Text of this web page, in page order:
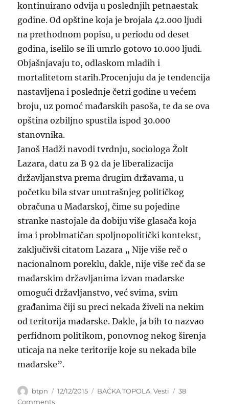
kontinuirano odvija u poslednjih petnaestak
godine. Od opštine koja je brojala 42.000 ljudi
na prethodnom popisu, u periodu od deset
godina, iselilo se ili umrlo gotovo 10.000 ljudi.
Objašnjavaju to, odlaskom mladih i
mortalitetom starih.Procenjuju da je tendencija
nastavljena i poslednje četri godine u većem
broju, uz pomoć mađarskih pasoša, te da se ova
opština ozbiljno spustila ispod 30.000
stanovnika.
Janoš Hadži navodi tvrdnju, sociologa Žolt
Lazara, datu za B 92 da je liberalizacija
državljanstva prema drugim državama, u
početku bila stvar unutrašnjeg političkog
obračuna u Mađarskoj, čime su pojedine
stranke nastojale da dobiju više glasača koja
ima i problmatičan spoljnopolitički kontekst,
zaključivši citatom Lazara „ Nije više reč o
nacionalnom poreklu, dakle, nije više reč da se
mađarskim državljanima izvan mađarske
omogući državljanstvo, već svima, svim
građanima čiji su preci nekada živeli na nekim
od teritorija mađarske. Dakle, ja bih to nazvao
perfidnom politikom, ponovnog nekog širenja
uticaja na neke teritorije koje su nekada bile
mađarske”.
Author
btpn
Posted
12/12/2015 Categories
BAČKA TOPOLA,Vesti
38
Commentson